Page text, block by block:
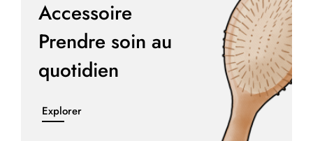
Accessoire
Prendre soin au
quotidien
Explorer